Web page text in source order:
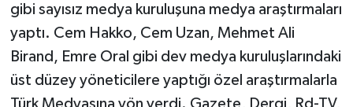
gibi sayısız medya kuruluşuna medya araştırmaları
yaptı. Cem Hakko, Cem Uzan, Mehmet Ali
Birand, Emre Oral gibi dev medya kuruluşlarındaki
üst düzey yöneticilere yaptığı özel araştırmalarla